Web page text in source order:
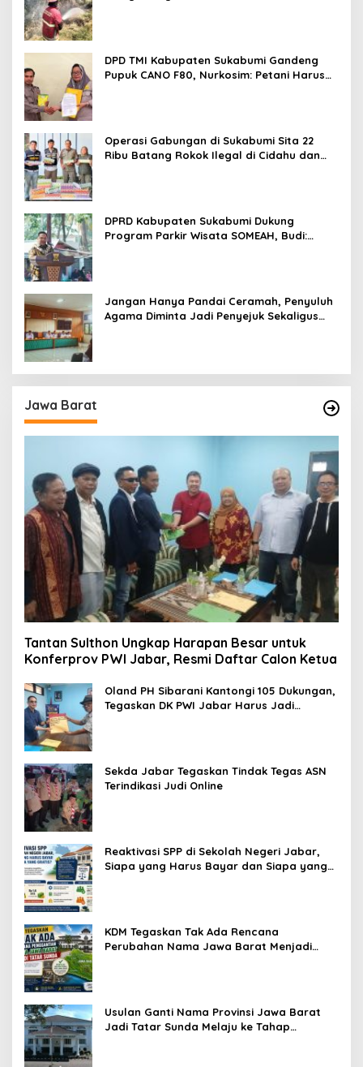
DPD TMI Kabupaten Sukabumi Gandeng
Pupuk CANO F80, Nurkosim: Petani Harus
Operasi Gabungan di Sukabumi Sita 22
Ribu Batang Rokok Ilegal di Cidahu dan
DPRD Kabupaten Sukabumi Dukung
Program Parkir Wisata SOMEAH, Budi:
Jangan Hanya Pandai Ceramah, Penyuluh
Agama Diminta Jadi Penyejuk Sekaligus
Jawa Barat
Tantan Sulthon Ungkap Harapan Besar untuk
Konferprov PWI Jabar, Resmi Daftar Calon Ketua
Oland PH Sibarani Kantongi 105 Dukungan,
Tegaskan DK PWI Jabar Harus Jadi
Sekda Jabar Tegaskan Tindak Tegas ASN
Terindikasi Judi Online
Reaktivasi SPP di Sekolah Negeri Jabar,
Siapa yang Harus Bayar dan Siapa yang
KDM Tegaskan Tak Ada Rencana
Perubahan Nama Jawa Barat Menjadi
Usulan Ganti Nama Provinsi Jawa Barat
Jadi Tatar Sunda Melaju ke Tahap